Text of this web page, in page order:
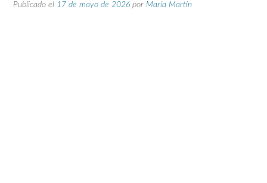
Publicado el 17 de mayo de 2026 por María Martín